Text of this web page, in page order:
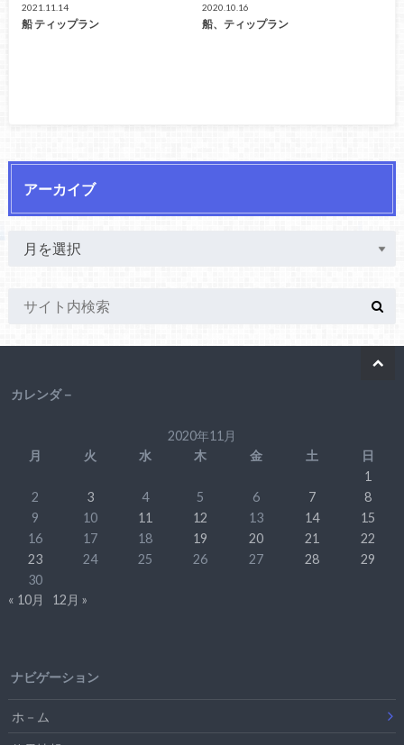
2021.11.14
船 ティップラン
2020.10.16
船、ティップラン
アーカイブ
カレンダ－
2020年11月
月
火 水 木 金 土
日
1
2
3 4 5 6 7
8
9
10 11 12 13 14
15
16
17 18 19 20 21
22
23
24 25 26 27 28
29
30
« 10月
12月 »
ナビゲーション
ホ－ム